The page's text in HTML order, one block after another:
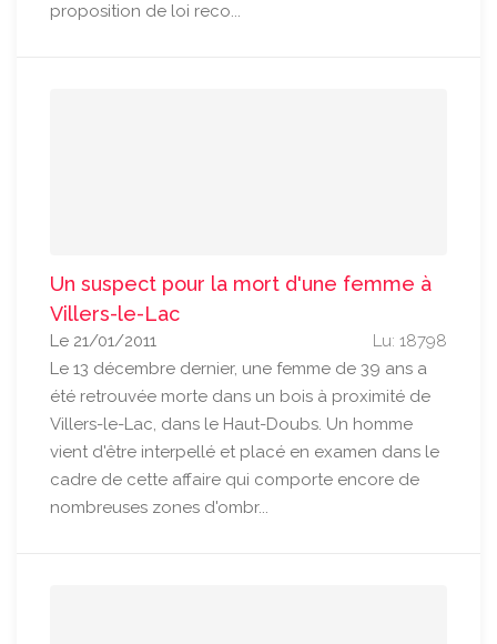
proposition de loi reco...
Un suspect pour la mort d'une femme à
Villers-le-Lac
Lu: 18798
Le 21/01/2011
Le 13 décembre dernier, une femme de 39 ans a
été retrouvée morte dans un bois à proximité de
Villers-le-Lac, dans le Haut-Doubs. Un homme
vient d'être interpellé et placé en examen dans le
cadre de cette affaire qui comporte encore de
nombreuses zones d'ombr...